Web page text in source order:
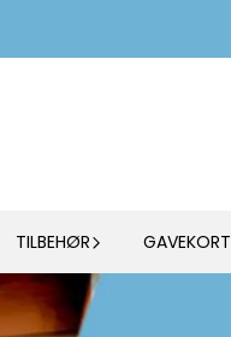
TILBEHØR GAVEKORT